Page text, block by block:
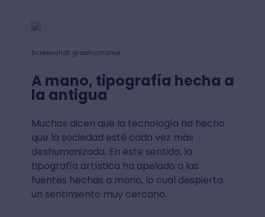
Screenshot: graphicmama
A mano, tipografía hecha a
la antigua
Muchos dicen que la tecnología ha hecho
que la sociedad esté cada vez más
deshumanizada. En este sentido, la
tipografía artística ha apelado a las
fuentes hechas a mano, lo cual despierta
un sentimiento muy cercano.